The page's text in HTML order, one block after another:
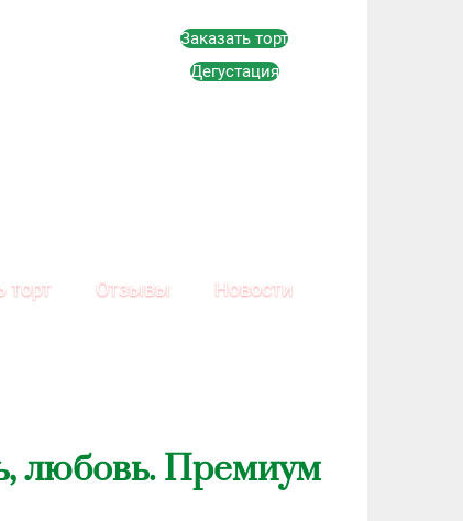
Заказать торт
Дегустация
торт Отзывы Новости
любовь. Премиум